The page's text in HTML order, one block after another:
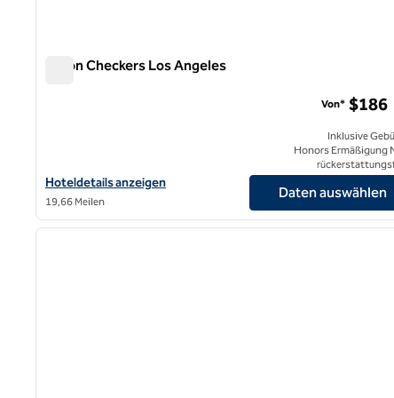
Hilton Checkers Los Angeles
Hoteldetails für Hilton Checkers Los Angeles anzeigen
Hoteldetails anzeigen
19,66 Meilen
Von* $186
Inklusive
Honors Ermäßigung
Daten auswählen
1 von 11